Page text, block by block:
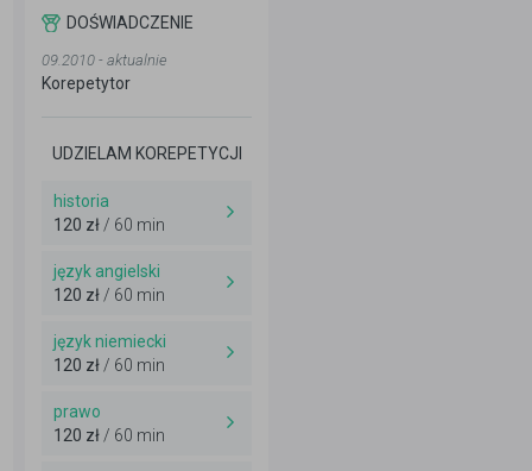
DOŚWIADCZENIE
09.2010 - aktualnie
Korepetytor
UDZIELAM KOREPETYCJI
historia
120 zł / 60 min
język angielski
120 zł / 60 min
język niemiecki
120 zł / 60 min
prawo
120 zł / 60 min